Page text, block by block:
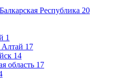
Республика 20
1
Алтай 17
14
область 17